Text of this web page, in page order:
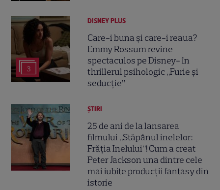
3
DISNEY PLUS
Care-i buna și care-i reaua?
Emmy Rossum revine
spectaculos pe Disney+ în
thrillerul psihologic „Furie și
seducție”
ȘTIRI
25 de ani de la lansarea
filmului „Stăpânul inelelor:
Frăția Inelului”! Cum a creat
Peter Jackson una dintre cele
mai iubite producții fantasy din
istorie